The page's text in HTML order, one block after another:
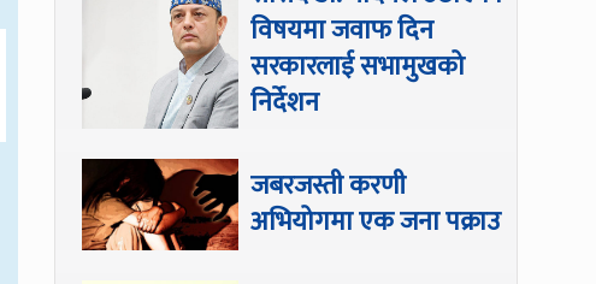
विषयमा जवाफ दिन
सरकारलाई सभामुखको
निर्देशन
जबरजस्ती करणी
अभियोगमा एक जना पक्राउ